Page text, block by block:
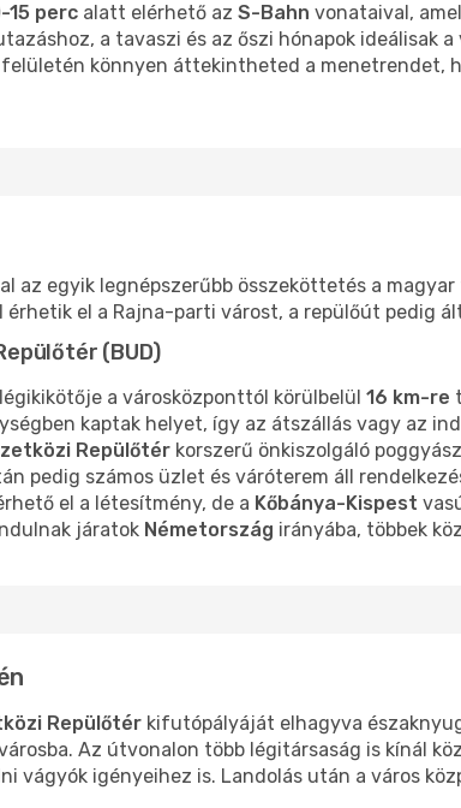
15 perc alatt elérhető az S-Bahn vonataival,
a tavaszi és az őszi hónapok ideálisak
könnyen áttekintheted a menetrendet,
az egyik legnépszerűbb összeköttetés a
el a Rajna-parti várost, a repülőút pedig
(BUD)
a városközponttól körülbelül 16 km-re
kaptak helyet, így az átszállás vagy az
Repülőtér korszerű önkiszolgáló
pedig számos üzlet és váróterem áll
el a létesítmény, de a Kőbánya-Kispest
járatok Németország irányába, többek
Repülőtér kifutópályáját elhagyva
Az útvonalon több légitársaság is kínál
vágyók igényeihez is. Landolás után a város